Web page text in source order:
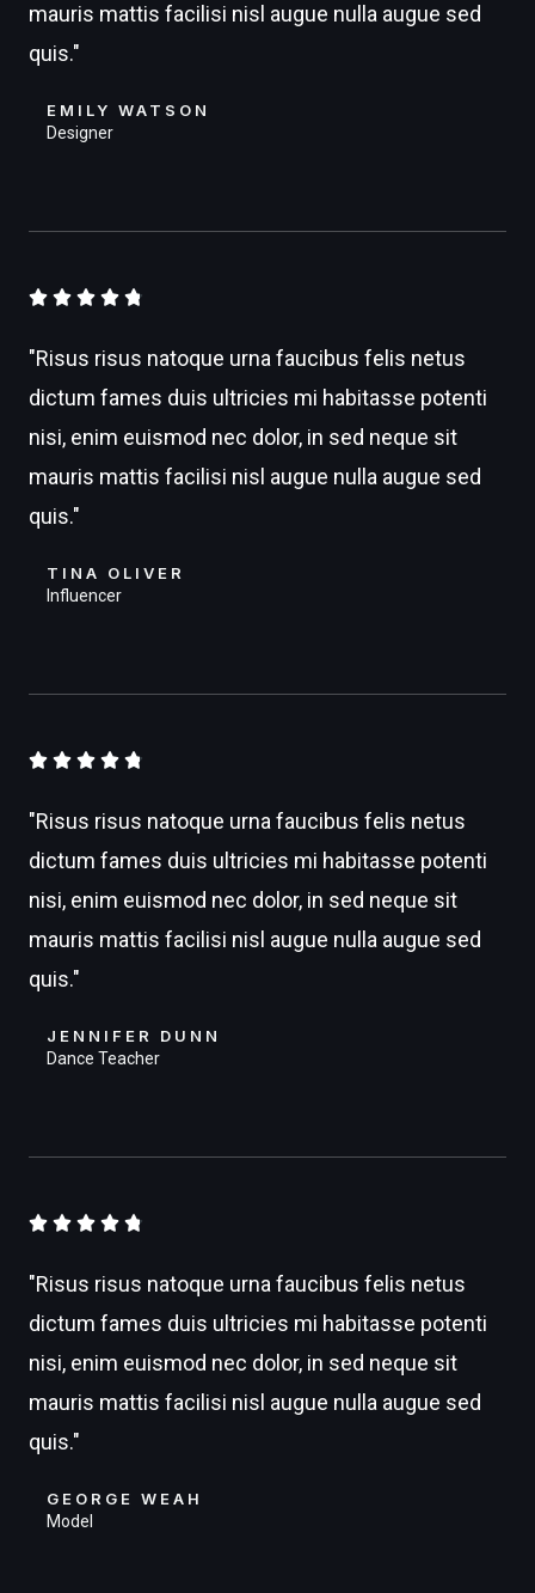
mauris mattis facilisi nisl augue nulla augue sed
quis."
EMILY WATSON
Designer
    
8
/
5
"Risus risus natoque urna faucibus felis netus
dictum fames duis ultricies mi habitasse potenti
nisi, enim euismod nec dolor, in sed neque sit
mauris mattis facilisi nisl augue nulla augue sed
quis."
TINA OLIVER
Influencer
    
8
/
5
"Risus risus natoque urna faucibus felis netus
dictum fames duis ultricies mi habitasse potenti
nisi, enim euismod nec dolor, in sed neque sit
mauris mattis facilisi nisl augue nulla augue sed
quis."
JENNIFER DUNN
Dance Teacher
    
8
/
5
"Risus risus natoque urna faucibus felis netus
dictum fames duis ultricies mi habitasse potenti
nisi, enim euismod nec dolor, in sed neque sit
mauris mattis facilisi nisl augue nulla augue sed
quis."
GEORGE WEAH
Model